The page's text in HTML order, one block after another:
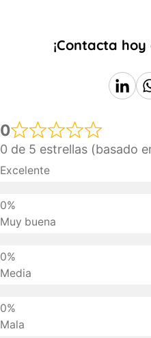
¡Contacta
0
0 de 5 estrellas (basado
Excelente
Muy buena
Media
Mala